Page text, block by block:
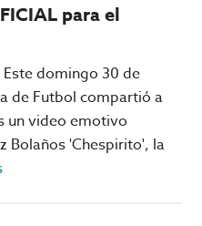
para el
domingo 30 de
de Futbol compartió a
un video emotivo
Bolaños 'Chespirito', la
acerca